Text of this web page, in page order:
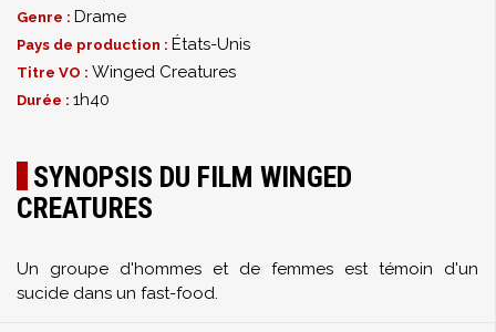
Genre : Drame
Pays de production : États-Unis
Titre VO : Winged Creatures
Durée : 1h40
SYNOPSIS DU FILM WINGED
CREATURES
Un groupe d'hommes et de femmes est témoin d'un
sucide dans un fast-food.